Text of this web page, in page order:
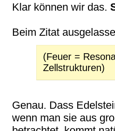
Klar können wir das.
Beim Zitat
(Feuer =
Zellstrukturen)
Genau. Dass
wenn man sie aus